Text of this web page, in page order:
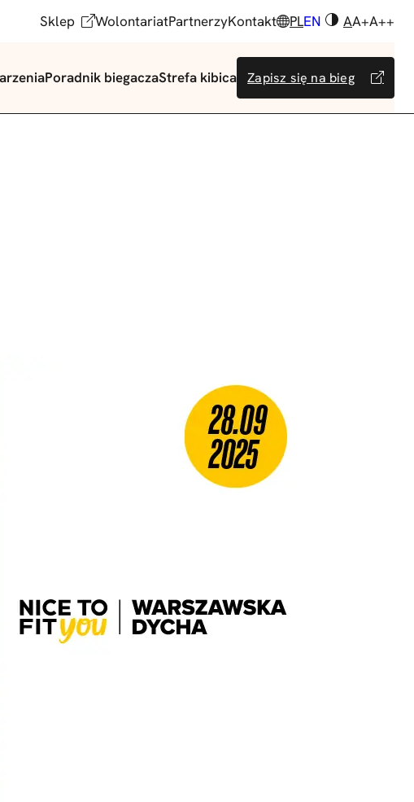
Sklep WolontariatPartnerzyKontakt PLEN AA+A++
Poradnik biegaczaStrefa kibica Zapisz się na bieg